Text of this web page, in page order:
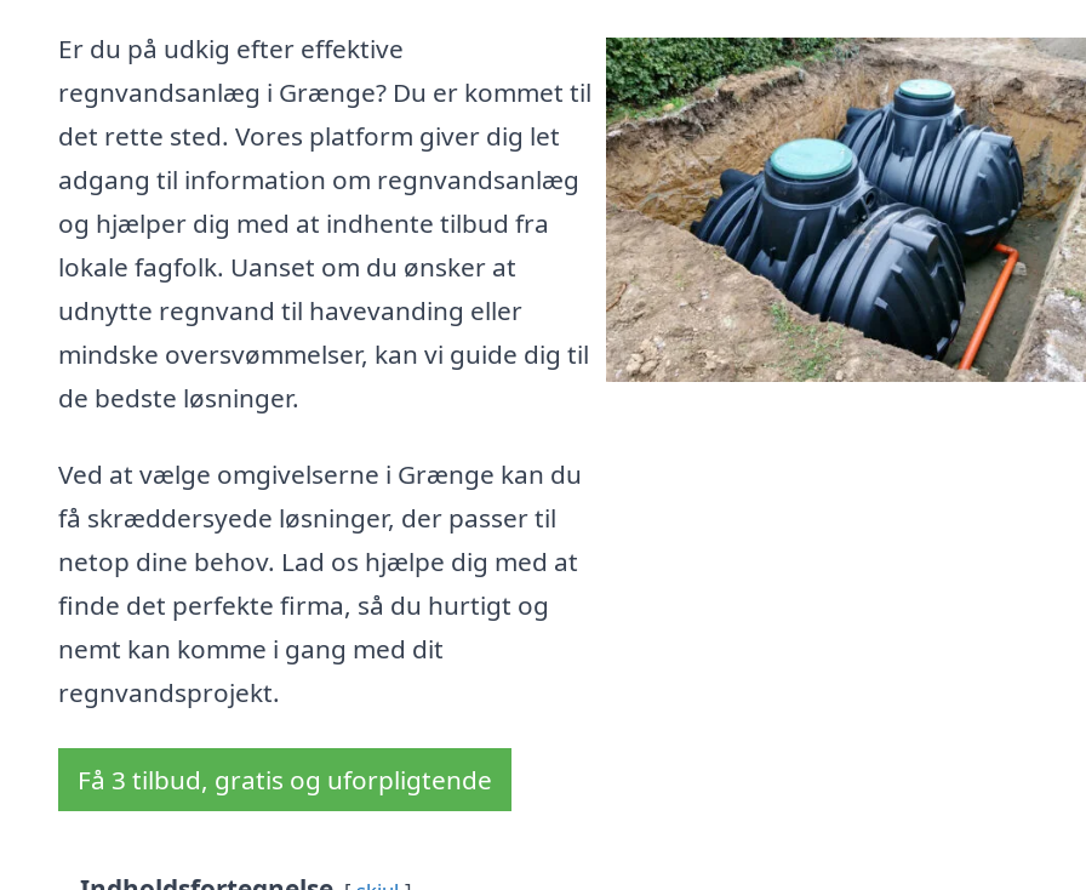
Er du på udkig efter effektive
regnvandsanlæg i Grænge? Du er kommet til
det rette sted. Vores platform giver dig let
adgang til information om regnvandsanlæg
og hjælper dig med at indhente tilbud fra
lokale fagfolk. Uanset om du ønsker at
udnytte regnvand til havevanding eller
mindske oversvømmelser, kan vi guide dig til
de bedste løsninger.
Ved at vælge omgivelserne i Grænge kan du
få skræddersyede løsninger, der passer til
netop dine behov. Lad os hjælpe dig med at
finde det perfekte firma, så du hurtigt og
nemt kan komme i gang med dit
regnvandsprojekt.
Få 3 tilbud, gratis og uforpligtende